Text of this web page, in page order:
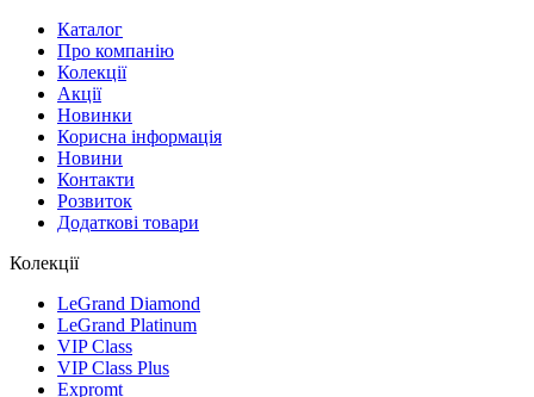
Каталог
Про компанію
Колекції
Акції
Новинки
Корисна інформація
Новини
Контакти
Розвиток
Додаткові товари
Колекції
LeGrand Diamond
LeGrand Platinum
VIP Class
VIP Class Plus
Expromt